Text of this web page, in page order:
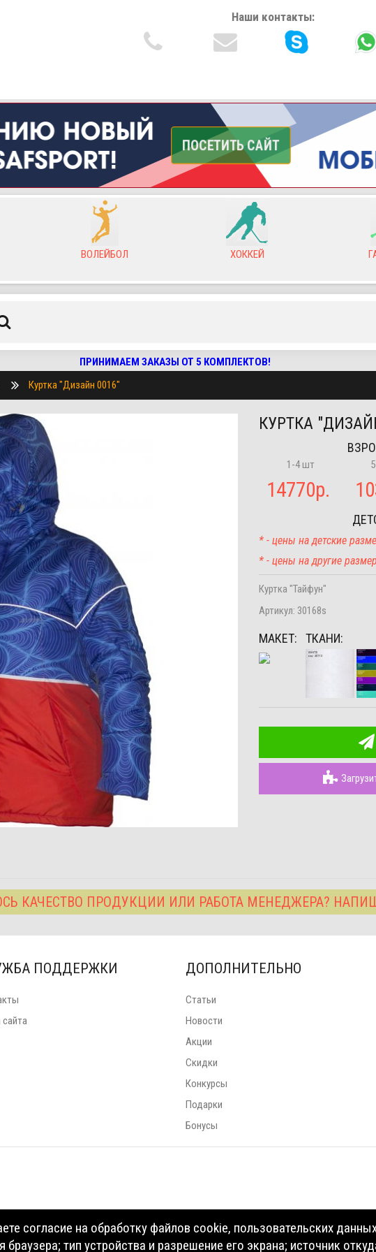
Наши контакты:
ВОЛЕЙБОЛ ХОККЕЙ
ПРИНИМАЕМ ЗАКАЗЫ ОТ 5 КОМПЛЕКТОВ!
Куртка "Дизайн 0016"
КУРТКА
1-4 шт
14770р.
* - цены на детские
* - цены на другие
Куртка "Тайфун"
Артикул: 30168s
МАКЕТ: ТКАНИ:
КАЧЕСТВО ПРОДУКЦИИ ИЛИ РАБОТА МЕНЕДЖЕРА?
ПОДДЕРЖКИ
сайта
ДОПОЛНИТЕЛЬНО
Статьи
Новости
Акции
Скидки
Конкурсы
Подарки
Бонусы
согласие на обработку файлов cookie, пользовательских
тип устройства и разрешение его экрана; источник